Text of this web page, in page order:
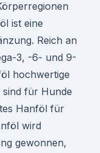
ist eine
Reich an
3, -6- und 9-
hochwertige
sind für Hunde
Hanföl für
wird
gewonnen,